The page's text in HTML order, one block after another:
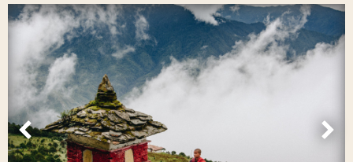
Vorige